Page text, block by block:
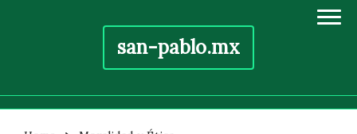
san-pablo.mx